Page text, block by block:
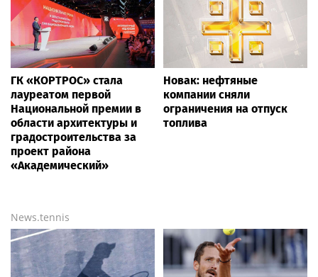
ГК «КОРТРОС» стала
лауреатом первой
Национальной премии в
области архитектуры и
градостроительства за
проект района
«Академический»
Новак: нефтяные
компании сняли
ограничения на отпуск
топлива
News.tennis